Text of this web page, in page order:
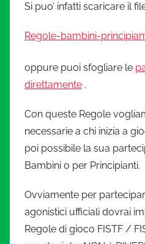
m
Si puo’ infatti scaricare il
Regole-bambini-
oppure puoi sfogliare le
direttamente .
Con queste Regole
necessarie a chi inizia a
poi possibile la sua
Bambini o per Principianti.
Ovviamente per
agonistici ufficiali dovrai
Regole di gioco FISTF /